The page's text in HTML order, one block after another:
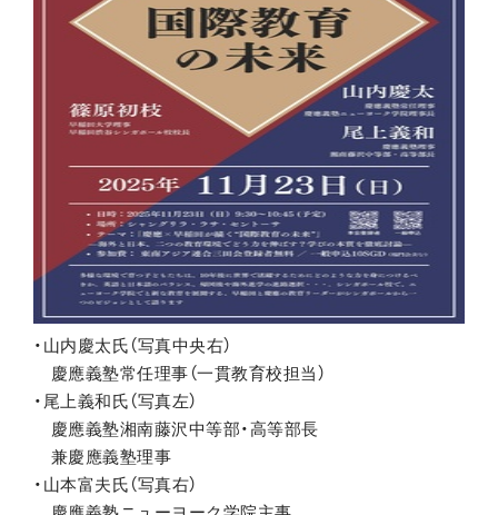
・山内慶太氏（写真中央右）
慶應義塾常任理事（一貫教育校担当）
・尾上義和氏（写真左）
慶應義塾湘南藤沢中等部・高等部長
兼慶應義塾理事
・山本富夫氏（写真右）